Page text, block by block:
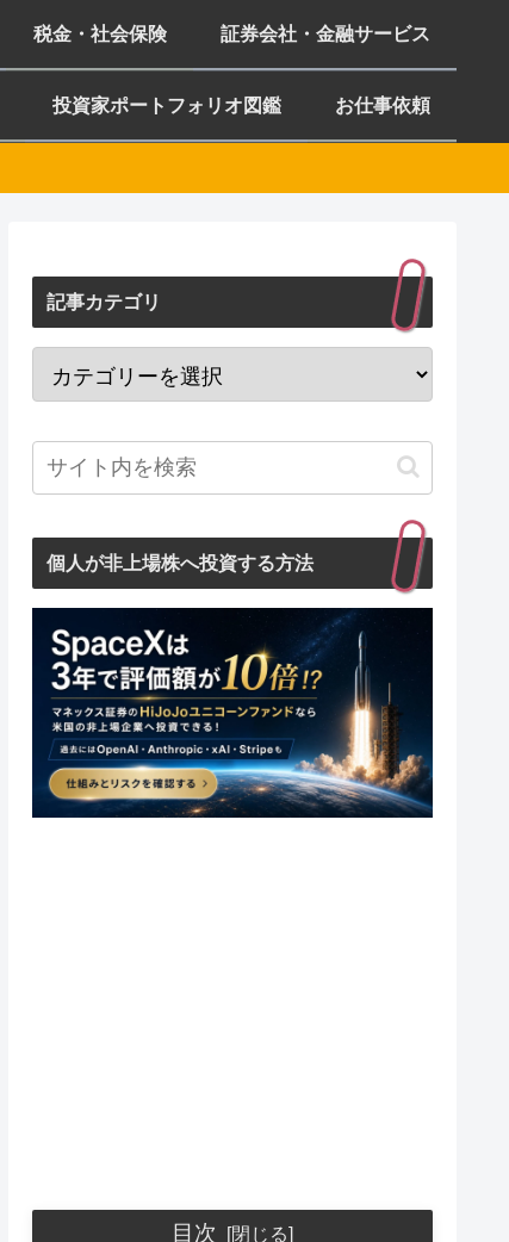
税金・社会保険 証券会社・金融サービス
投資家ポートフォリオ図鑑 お仕事依頼
記事カテゴリ
個人が非上場株へ投資する方法
目次